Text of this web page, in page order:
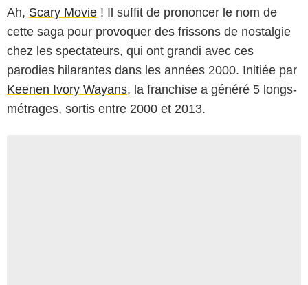
Ah, Scary Movie ! Il suffit de prononcer le nom de
cette saga pour provoquer des frissons de nostalgie
chez les spectateurs, qui ont grandi avec ces
parodies hilarantes dans les années 2000. Initiée par
Keenen Ivory Wayans, la franchise a généré 5 longs-
métrages, sortis entre 2000 et 2013.